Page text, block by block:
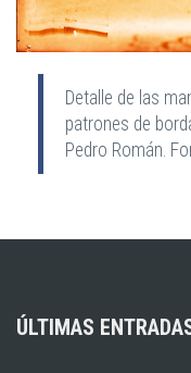
Detalle de las
patrones de
Pedro Román.
ÚLTIMAS